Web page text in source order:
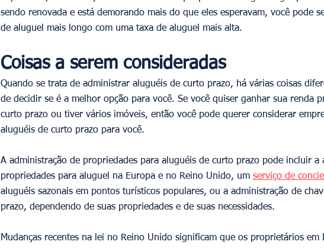
sendo renovada e está demorando mais do que eles esperavam, você pode
de aluguel mais longo com uma taxa de aluguel mais alta.
Coisas a serem consideradas
Quando se trata de administrar aluguéis de curto prazo, há várias coisas
de decidir se é a melhor opção para você. Se você quiser ganhar sua renda
curto prazo ou tiver vários imóveis, então você pode querer considerar
aluguéis de curto prazo para você.
A administração de propriedades para aluguéis de curto prazo pode incluir a
propriedades para aluguel na Europa e no Reino Unido, um serviço de
aluguéis sazonais em pontos turísticos populares, ou a administração de
prazo, dependendo de suas propriedades e de suas necessidades.
Mudanças recentes na lei no Reino Unido significam que os proprietários em